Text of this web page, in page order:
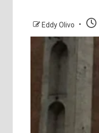
Eddy Olivo